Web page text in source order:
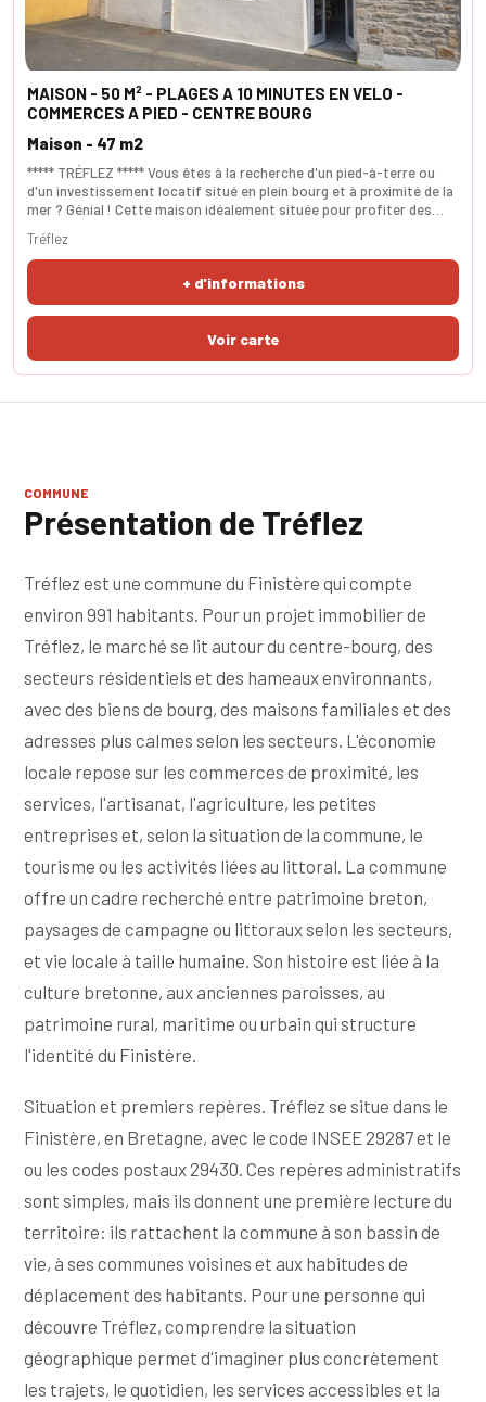
MAISON - 50 M² - PLAGES A 10 MINUTES EN VELO -
COMMERCES A PIED - CENTRE BOURG
***** TRÉFLEZ ***** Vous êtes à la recherche d'un pied-à-terre ou
d'un investissement locatif situé en plein bourg et à proximité de la
mer ? Génial ! Cette maison idéalement située pour profiter des
Au rez-de-chaussée, la grande cuisine/salle à manger donne sur une
pièce de 7 m² pouvant servir de bureau ou d'espace de couchage. Ce
Maison - 47 m2
+ d'informations
Tréflez
COMMUNE
Présentation de Tréflez
Tréflez est une commune du Finistère qui compte
environ 991 habitants. Pour un projet immobilier de
Tréflez, le marché se lit autour du centre-bourg, des
secteurs résidentiels et des hameaux environnants,
avec des biens de bourg, des maisons familiales et des
adresses plus calmes selon les secteurs. L'économie
locale repose sur les commerces de proximité, les
services, l'artisanat, l'agriculture, les petites
entreprises et, selon la situation de la commune, le
tourisme ou les activités liées au littoral. La commune
offre un cadre recherché entre patrimoine breton,
paysages de campagne ou littoraux selon les secteurs,
et vie locale à taille humaine. Son histoire est liée à la
culture bretonne, aux anciennes paroisses, au
patrimoine rural, maritime ou urbain qui structure
l'identité du Finistère.
Situation et premiers repères. Tréflez se situe dans le
Finistère, en Bretagne, avec le code INSEE 29287 et le
ou les codes postaux 29430. Ces repères administratifs
sont simples, mais ils donnent une première lecture du
territoire: ils rattachent la commune à son bassin de
vie, à ses communes voisines et aux habitudes de
déplacement des habitants. Pour une personne qui
découvre Tréflez, comprendre la situation
géographique permet d'imaginer plus concrètement
les trajets, le quotidien, les services accessibles et la